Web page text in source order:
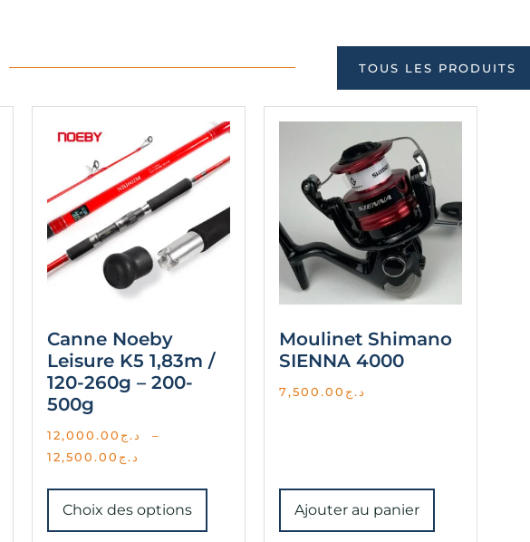
TOUS LES PRODUITS
Canne Noeby
Leisure K5 1,83m /
120-260g – 200-
500g
د.ج 12,000.00
–
د.ج 12,500.00
Choix des options
Moulinet Shimano
SIENNA 4000
د.ج 7,500.00
Ajouter au panier